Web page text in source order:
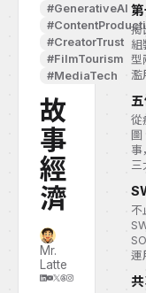
#GenerativeAI
#CreatorTrust
#FilmTourism
#MediaTech
故
事
經
濟
Mr.
Latte
揭
組
型
濫
從
事
三
不
運